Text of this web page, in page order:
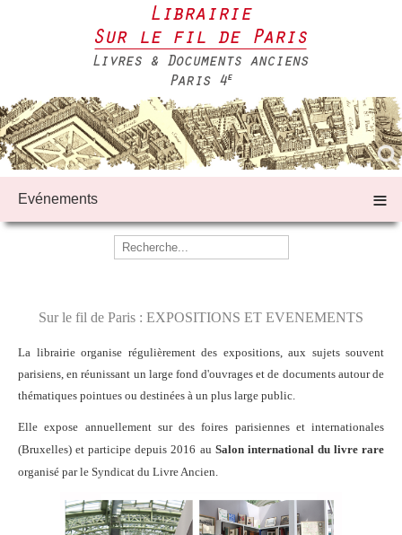
Evénements ≡
Sur le fil de Paris : EXPOSITIONS ET EVENEMENTS
La librairie organise régulièrement des expositions, aux sujets souvent
parisiens, en réunissant un large fond d'ouvrages et de documents autour de
thématiques pointues ou destinées à un plus large public.
Elle expose annuellement sur des foires parisiennes et internationales
(Bruxelles) et participe depuis 2016 au Salon international du livre rare
organisé par le Syndicat du Livre Ancien.